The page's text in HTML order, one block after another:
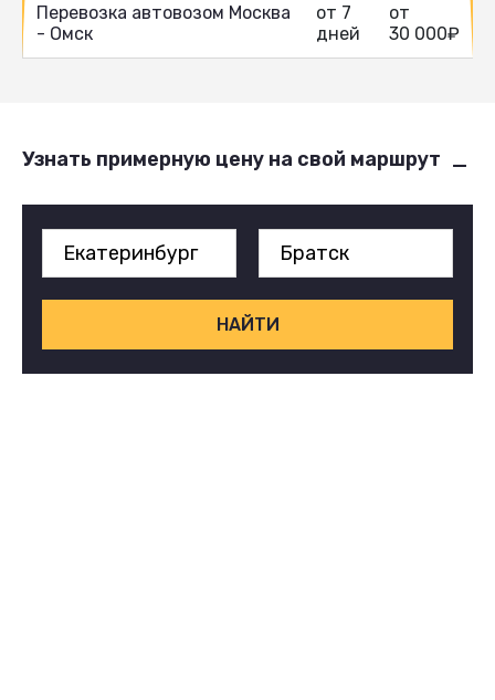
Перевозка автовозом Москва
- Омск
от 7
дней
от
30 000₽
Узнать примерную цену на свой маршрут
НАЙТИ